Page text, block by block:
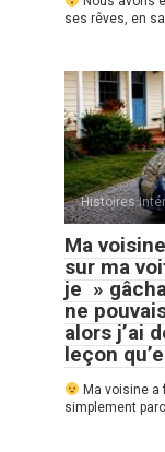
ses rêves, en
Histoires
Ma
sur ma
je »
ne
alors j’ai
leçon
Ma voisine a
simplement